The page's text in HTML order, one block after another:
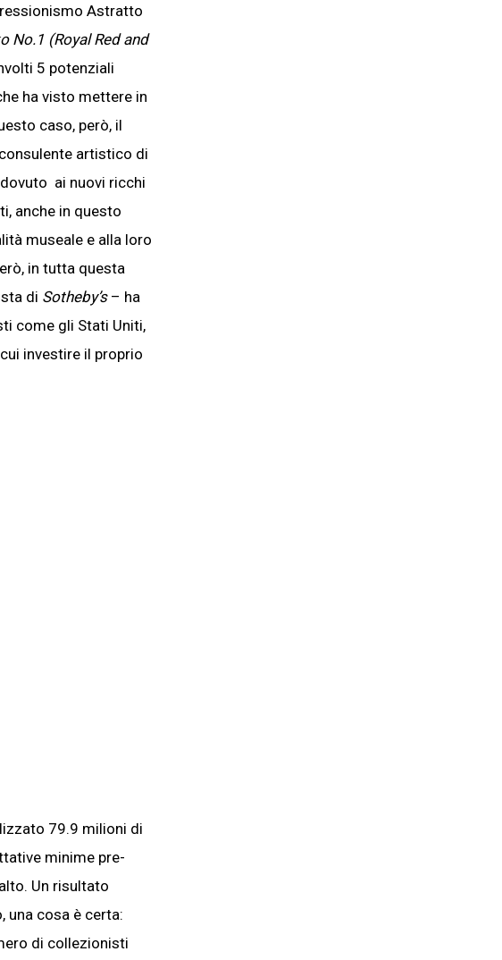
Astratto
No.1 (Royal Red and
5 potenziali
ha visto mettere in
caso, però, il
artistico di
ai nuovi ricchi
anche in questo
museale e alla loro
in tutta questa
di Sotheby’s – ha
come gli Stati Uniti,
investire il proprio
79.9 milioni di
minime pre-
Un risultato
una cosa è certa:
di collezionisti